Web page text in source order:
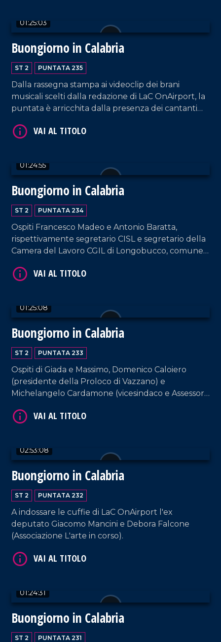
01:25:03
Buongiorno in Calabria
ST 2 PUNTATA 235
Dalla rassegna stampa ai videoclip dei brani
musicali scelti dalla redazione di LaC OnAirport, la
puntata è arricchita dalla presenza dei cantanti
Viola e Luigi Viola, rispettivamente responsabile
01:24:55
Buongiorno in Calabria
ST 2 PUNTATA 234
Ospiti Francesco Madeo e Antonio Baratta,
rispettivamente segretario CISL e segretario della
Camera del Lavoro CGIL di Longobucco, comune
testimoniare l'assemblea permanente contro
01:25:08
Buongiorno in Calabria
ST 2 PUNTATA 233
Ospiti di Giada e Massimo, Domenico Caloiero
(presidente della Proloco di Vazzano) e
Michelangelo Cardamone (vicesindaco e Assessore
02:53:08
Buongiorno in Calabria
ST 2 PUNTATA 232
A indossare le cuffie di LaC OnAirport l'ex
deputato Giacomo Mancini e Debora Falcone
(Associazione L'arte in corso).
01:24:31
Buongiorno in Calabria
ST 2 PUNTATA 231
VAI AL TITOLO
VAI AL TITOLO
VAI AL TITOLO
VAI AL TITOLO
VAI AL TITOLO